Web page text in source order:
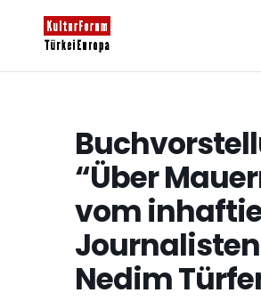
“Über
vom
Journalisten
Nedim